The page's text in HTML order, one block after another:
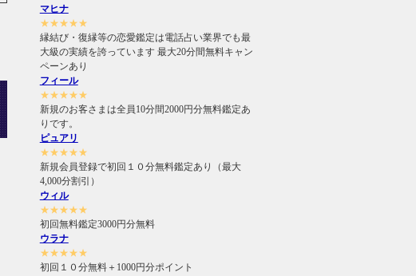
マヒナ
★★★★★
縁結び・復縁等の恋愛鑑定は電話占い業界でも最
大級の実績を誇っています 最大20分間無料キャン
ペーンあり
フィール
★★★★★
新規のお客さまは全員10分間2000円分無料鑑定あ
りです。
ピュアリ
★★★★★
新規会員登録で初回１０分無料鑑定あり（最大
4,000分割引）
ウィル
★★★★★
初回無料鑑定3000円分無料
ウラナ
★★★★★
初回１０分無料＋1000円分ポイント